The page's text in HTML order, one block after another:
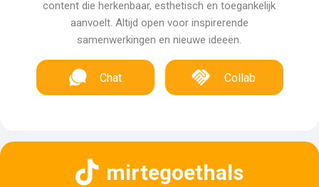
content die herkenbaar, esthetisch en toegankelijk
aanvoelt. Altijd open voor inspirerende
samenwerkingen en nieuwe ideeën.
Chat Collab
mirtegoethals